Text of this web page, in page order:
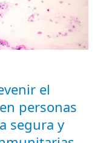
el
personas
segura y